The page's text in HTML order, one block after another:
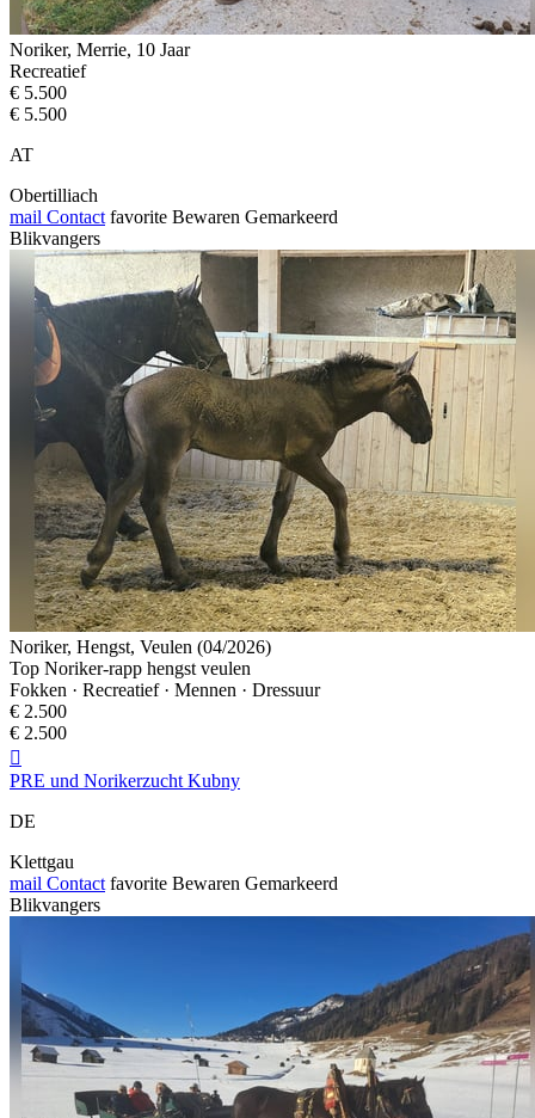
Noriker, Merrie, 10 Jaar
Recreatief
€ 5.500
€ 5.500
AT
Obertilliach
mail Contact favorite Bewaren Gemarkeerd
Blikvangers
Noriker, Hengst, Veulen (04/2026)
Top Noriker-rapp hengst veulen
Fokken · Recreatief · Mennen · Dressuur
€ 2.500
€ 2.500

PRE und Norikerzucht Kubny
DE
Klettgau
mail Contact favorite Bewaren Gemarkeerd
Blikvangers